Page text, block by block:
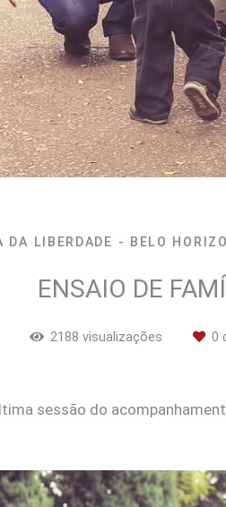
DA LIBERDADE - BELO
ENSAIO DE
2188 visualizações 0
sessão do